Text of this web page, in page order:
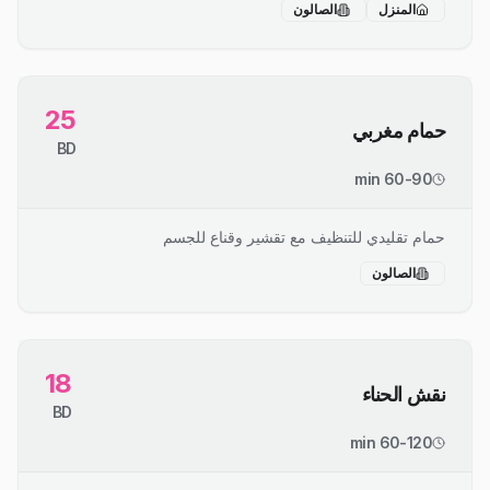
المنزل الصالون
حمام مغربي 25
BD
60-90 min
حمام تقليدي للتنظيف مع تقشير وقناع للجسم
الصالون
نقش الحناء 18
BD
60-120 min